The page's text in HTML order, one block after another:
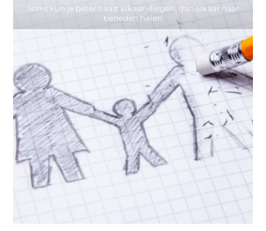
Soms kun je beter naast elkaar vliegen, dan elkaar naar
beneden halen